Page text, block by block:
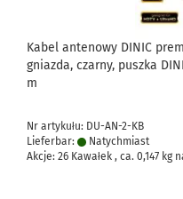
Kabel antenowy DINIC
gniazda, czarny, puszka
m
Nr artykułu: DU-AN-2-KB
Lieferbar:
Natychmiast
Akcje: 26 Kawałek , ca. 0,147 kg